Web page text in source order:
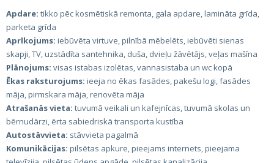
Apdare: tikko pēc kosmētiskā remonta, gala apdare, lamināta grīda,
parketa grīda
Aprīkojums: iebūvēta virtuve, pilnībā mēbelēts, iebūvēti sienas
skapji, TV, uzstādīta santehnika, duša, dvieļu žāvētājs, veļas mašīna
Plānojums: visas istabas izolētas, vannasistaba un wc kopā
Ēkas raksturojums: ieeja no ēkas fasādes, pakešu logi, fasādes
māja, pirmskara māja, renovēta māja
Atrašanās vieta: tuvumā veikali un kafejnīcas, tuvumā skolas un
bērnudārzi, ērta sabiedriskā transporta kustība
Autostāvvieta: stāvvieta pagalmā
Komunikācijas: pilsētas apkure, pieejams internets, pieejama